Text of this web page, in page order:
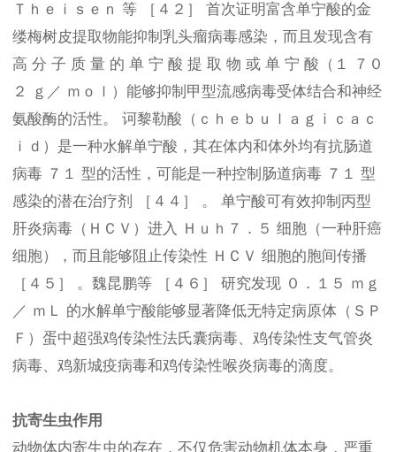
Ｔｈｅｉｓｅｎ 等 ［４２］ 首次证明富含单宁酸的金
缕梅树皮提取物能抑制乳头瘤病毒感染，而且发现含有
高 分 子 质 量 的 单 宁 酸 提 取 物 或 单 宁 酸（１ ７０
２ ｇ／ ｍｏｌ）能够抑制甲型流感病毒受体结合和神经
氨酸酶的活性。 诃黎勒酸（ｃｈｅｂｕｌａｇｉｃａｃ
ｉｄ）是一种水解单宁酸，其在体内和体外均有抗肠道
病毒 ７１ 型的活性，可能是一种控制肠道病毒 ７１ 型
感染的潜在治疗剂 ［４４］ 。 单宁酸可有效抑制丙型
肝炎病毒（ＨＣＶ）进入 Ｈｕｈ７．５ 细胞（一种肝癌
细胞），而且能够阻止传染性 ＨＣＶ 细胞的胞间传播
［４５］ 。魏昆鹏等 ［４６］ 研究发现 ０．１５ ｍｇ
／ ｍＬ 的水解单宁酸能够显著降低无特定病原体（ＳＰ
Ｆ）蛋中超强鸡传染性法氏囊病毒、鸡传染性支气管炎
病毒、鸡新城疫病毒和鸡传染性喉炎病毒的滴度。
抗寄生虫作用
动物体内寄生虫的存在，不仅危害动物机体本身，严重